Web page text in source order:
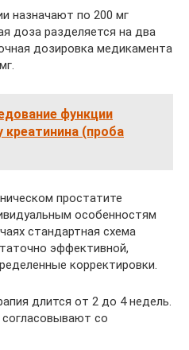
назначают по 200 мг
доза разделяется на два
дозировка медикамента
функции
креатинина (проба
простатите
особенностям
стандартная схема
эффективной,
корректировки.
длится от 2 до 4 недель.
согласовывают со